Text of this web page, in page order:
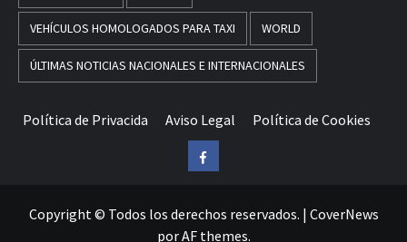
VEHÍCULOS HOMOLOGADOS PARA TAXI WORLD
ÚLTIMAS NOTICIAS NACIONALES E INTERNACIONALES
Política de Privacida Aviso Legal Política de Cookies
Facebook
Copyright © Todos los derechos reservados. | CoverNews
por AF themes.